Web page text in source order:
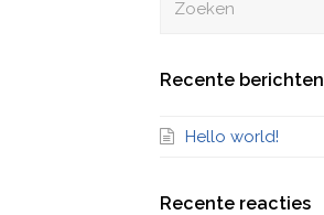
Recente berichten
Hello world!
Recente reacties